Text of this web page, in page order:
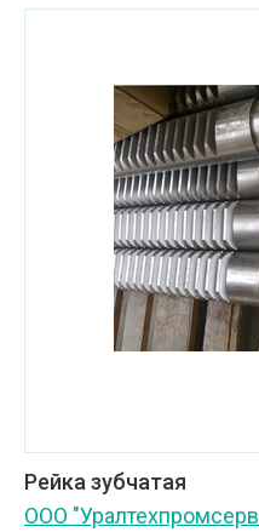
Рейка зубчатая
ООО